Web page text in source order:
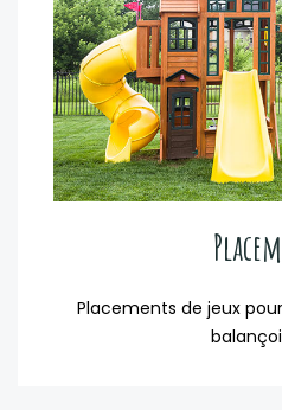
Placements de jeux